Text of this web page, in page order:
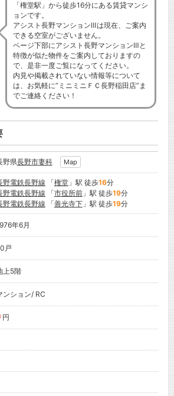
「権堂駅」から徒歩16分にある賃貸マンシ
ョンです。
アシスト長野マンションⅢは現在、ご案内
できる空室がございません。
ページ下部にアシスト長野マンションⅢと
特徴が似た物件をご案内しておりますの
で、是非一度ご覧になってください。
内見や掲載されていない情報等について
は、お気軽に”ミニミニＦＣ長野稲田店”ま
でご連絡ください！
野県長野市妻科 Map
野電鉄長野線 「権堂」駅 徒歩16分
野電鉄長野線 「市役所前」駅 徒歩19分
野電鉄長野線 「善光寺下」駅 徒歩19分
年6月
戸
上5階
ンション/ RC
円